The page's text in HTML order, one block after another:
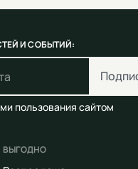
И СОБЫТИЙ:
пользования сайтом
ВЫГОДНО